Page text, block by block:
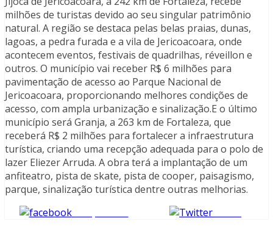
milhões de turistas devido ao seu singular patrimônio
natural. A região se destaca pelas belas praias, dunas,
lagoas, a pedra furada e a vila de Jericoacoara, onde
acontecem eventos, festivais de quadrilhas, réveillon e
outros. O município vai receber R$ 6 milhões para
pavimentação de acesso ao Parque Nacional de
Jericoacoara, proporcionando melhores condições de
acesso, com ampla urbanização e sinalização.E o último
município será Granja, a 263 km de Fortaleza, que
receberá R$ 2 milhões para fortalecer a infraestrutura
turística, criando uma recepção adequada para o polo de
lazer Eliezer Arruda. A obra terá a implantação de um
anfiteatro, pista de skate, pista de cooper, paisagismo,
parque, sinalização turística dentre outras melhorias.
Compartilhe